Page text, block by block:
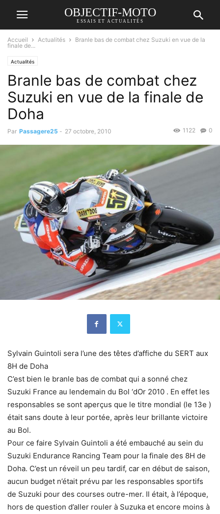
OBJECTIF-MOTO
ESSAIS ET ACTUALITÉS
Accueil Actualités
Branle bas de combat chez Suzuki en vue de la
finale de...
Actualités
Branle bas de combat chez
Suzuki en vue de la finale de
Doha
Par Passagere25 - 27 octobre, 2010 0
1122
Sylvain Guintoli sera l’une des têtes d’affiche du SERT aux
8H de Doha
C’est bien le branle bas de combat qui a sonné chez
Suzuki France au lendemain du Bol ‘dOr 2010 . En effet les
responsables se sont aperçus que le titre mondial (le 13e )
était sans doute à leur portée, après leur brillante victoire
au Bol.
Pour ce faire Sylvain Guintoli a été embauché au sein du
Suzuki Endurance Rancing Team pour la finale des 8H de
Doha. C’est un réveil un peu tardif, car en début de saison,
aucun budget n’était prévu par les responsables sportifs
de Suzuki pour des courses outre-mer. Il était, à l’époque,
hors de question d’aller rouler à Suzuka et encore moins à